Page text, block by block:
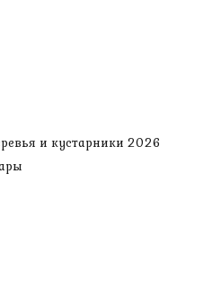
и кустарники 2026